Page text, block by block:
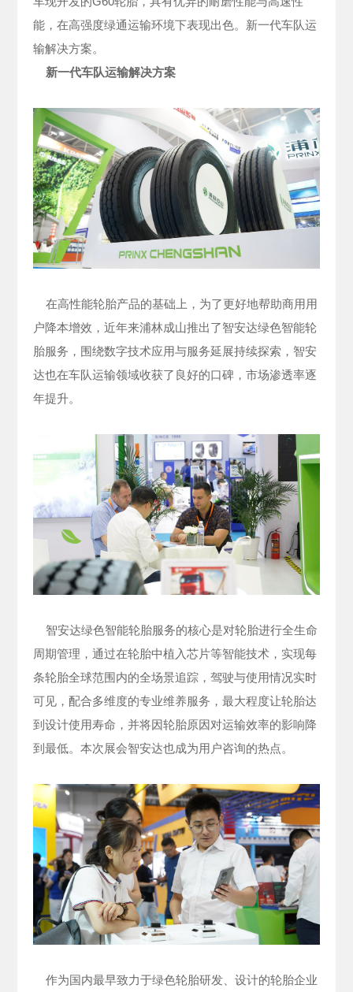
能，在高强度绿通运输环境下表现出色。新一代车队运
输解决方案。
新一代车队运输解决方案
在高性能轮胎产品的基础上，为了更好地帮助商用用
户降本增效，近年来浦林成山推出了智安达绿色智能轮
胎服务，围绕数字技术应用与服务延展持续探索，智安
达也在车队运输领域收获了良好的口碑，市场渗透率逐
年提升。
智安达绿色智能轮胎服务的核心是对轮胎进行全生命
周期管理，通过在轮胎中植入芯片等智能技术，实现每
条轮胎全球范围内的全场景追踪，驾驶与使用情况实时
可见，配合多维度的专业维养服务，最大程度让轮胎达
到设计使用寿命，并将因轮胎原因对运输效率的影响降
到最低。本次展会智安达也成为用户咨询的热点。
作为国内最早致力于绿色轮胎研发、设计的轮胎企业